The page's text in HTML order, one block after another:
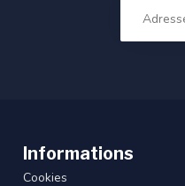
Informations
Cookies